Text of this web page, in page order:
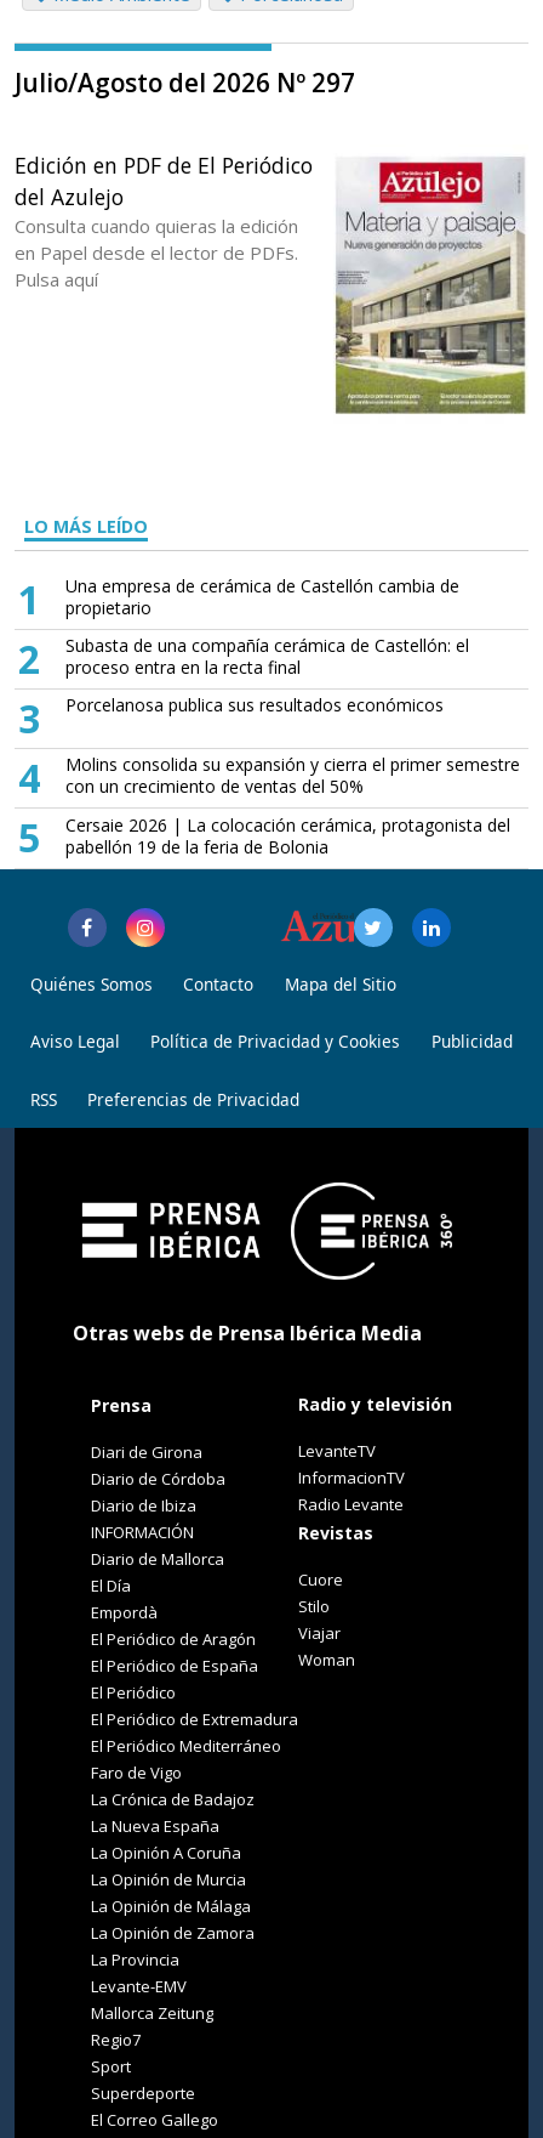
Julio/Agosto del 2026 Nº 297
Edición en PDF de El Periódico
del Azulejo
Consulta cuando quieras la edición
en Papel desde el lector de PDFs.
Pulsa aquí
LO MÁS LEÍDO
1
Una empresa de cerámica de Castellón cambia de
propietario
2
Subasta de una compañía cerámica de Castellón: el
proceso entra en la recta final
3 Porcelanosa publica sus resultados económicos
4
Molins consolida su expansión y cierra el primer semestre
con un crecimiento de ventas del 50%
5
Cersaie 2026 | La colocación cerámica, protagonista del
pabellón 19 de la feria de Bolonia
Quiénes Somos Contacto Mapa del Sitio
Aviso Legal Política de Privacidad y Cookies Publicidad
RSS Preferencias de Privacidad
Otras webs de Prensa Ibérica Media
Prensa
Diari de Girona
Diario de Córdoba
Diario de Ibiza
INFORMACIÓN
Diario de Mallorca
El Día
Empordà
El Periódico de Aragón
El Periódico de España
El Periódico
El Periódico de Extremadura
El Periódico Mediterráneo
Faro de Vigo
La Crónica de Badajoz
La Nueva España
La Opinión A Coruña
La Opinión de Murcia
La Opinión de Málaga
La Opinión de Zamora
La Provincia
Levante-EMV
Mallorca Zeitung
Regio7
Sport
Superdeporte
El Correo Gallego
Radio y televisión
LevanteTV
InformacionTV
Radio Levante
Revistas
Cuore
Stilo
Viajar
Woman